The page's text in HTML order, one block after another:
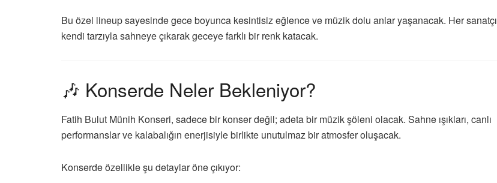
Bu özel lineup sayesinde gece boyunca kesintisiz eğlence ve müzik dolu anlar yaşanacak. Her sanatçı
kendi tarzıyla sahneye çıkarak geceye farklı bir renk katacak.
🎶 Konserde Neler Bekleniyor?
Fatih Bulut Münih Konseri, sadece bir konser değil; adeta bir müzik şöleni olacak. Sahne ışıkları, canlı
performanslar ve kalabalığın enerjisiyle birlikte unutulmaz bir atmosfer oluşacak.
Konserde özellikle şu detaylar öne çıkıyor: